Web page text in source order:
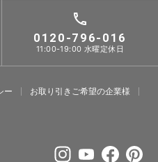
0120-796-016
11:00-19:00 水曜定休日
ー
お取り引きご希望の企業様